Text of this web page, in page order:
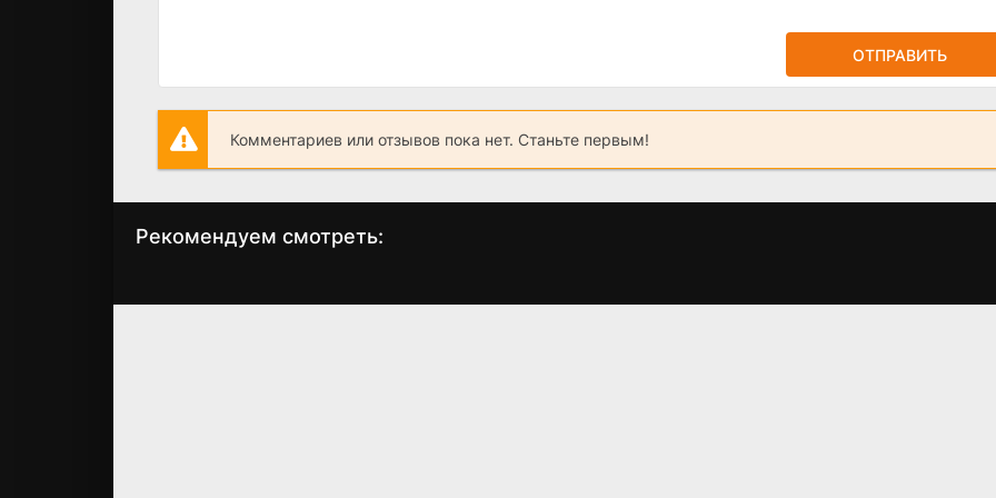
ОТПРАВИТЬ
Комментариев или отзывов пока нет. Станьте первым!
Рекомендуем смотреть: